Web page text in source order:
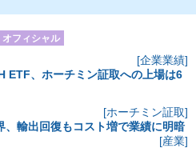
オフィシャル
[企業業績]
ETF、ホーチミン証取への上場は6
[ホーチミン証取]
輸出回復もコスト増で業績に明暗
[産業]